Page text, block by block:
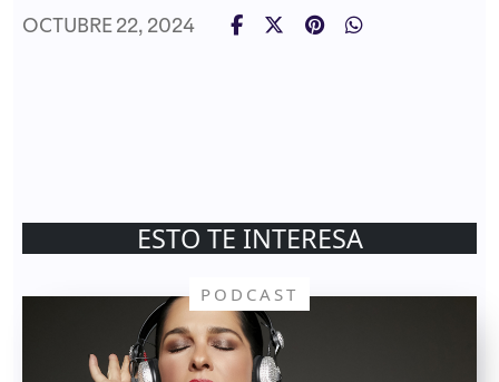
OCTUBRE 22, 2024
ESTO TE INTERESA
PODCAST